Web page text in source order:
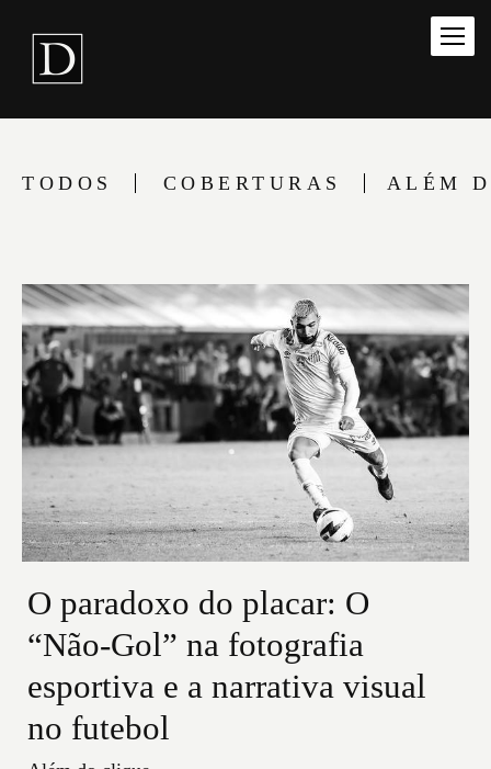
TODOS COBERTURAS ALÉM
O paradoxo do placar: O
“Não-Gol” na fotografia
esportiva e a narrativa visual
no futebol